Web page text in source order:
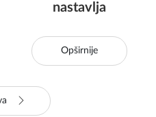
nastavlja
Opširnije